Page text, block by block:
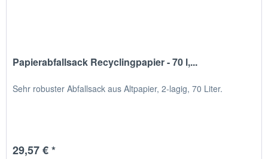
Papierabfallsack Recyclingpapier - 70 l,...
Sehr robuster Abfallsack aus Altpapier, 2-lagig, 70 Liter.
29,57 € *